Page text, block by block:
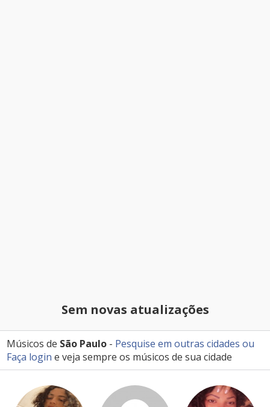
Sem novas atualizações
Músicos de São Paulo - Pesquise em outras cidades ou
Faça login e veja sempre os músicos de sua cidade